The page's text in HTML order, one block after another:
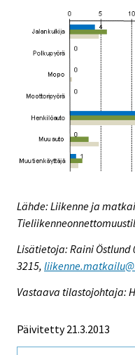
Lähde: Liikenne ja
Lisätietoja: Raini Östlund
3215,
Vastaava tilastojohtaja:
Päivitetty 21.3.2013